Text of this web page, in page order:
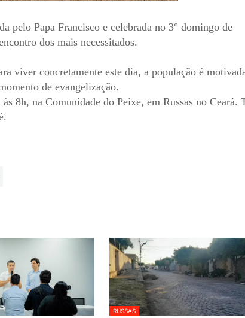
pelo Papa Francisco e celebrada no 3° domingo de
dos mais necessitados.
viver concretamente este dia, a população é
de evangelização.
8h, na Comunidade do Peixe, em Russas no Ceará.
RUSSAS